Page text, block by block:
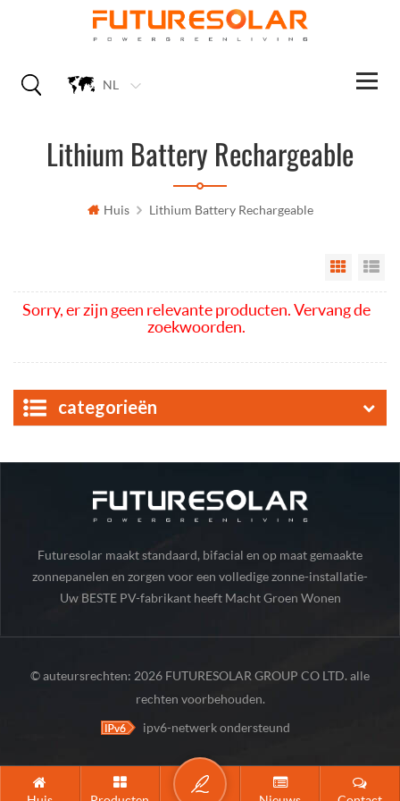
NL
Lithium Battery Rechargeable
Huis Lithium Battery Rechargeable
Grid
Sorry, er zijn geen relevante producten. Vervang de
zoekwoorden.
categorieën
Futuresolar maakt standaard, bifacial en op maat gemaakte
zonnepanelen en zorgen voor een volledige zonne-installatie-
onderdelen.
Uw BESTE PV-fabrikant heeft Macht Groen Wonen
© auteursrechten: 2026 FUTURESOLAR GROUP CO LTD. alle
rechten voorbehouden.
ipv6-netwerk ondersteund